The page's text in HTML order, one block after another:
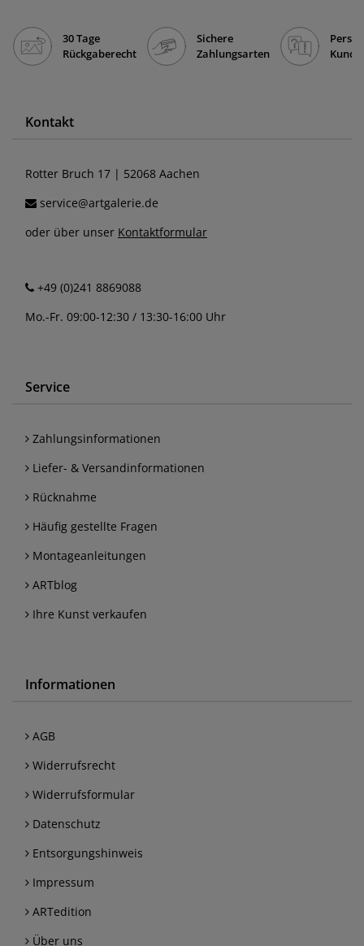
30 Tage
Rückgaberecht
Sichere
Zahlungsarten
Kontakt
Rotter Bruch 17 | 52068 Aachen
service@artgalerie.de
oder über unser Kontaktformular
+49 (0)241 8869088
Mo.-Fr. 09:00-12:30 / 13:30-16:00 Uhr
Service
Zahlungsinformationen
Liefer- & Versandinformationen
Rücknahme
Häufig gestellte Fragen
Montageanleitungen
ARTblog
Ihre Kunst verkaufen
Informationen
AGB
Widerrufsrecht
Widerrufsformular
Datenschutz
Entsorgungshinweis
Impressum
ARTedition
Über uns